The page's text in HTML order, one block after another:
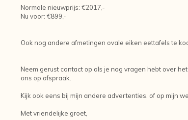
Normale nieuwprijs: €2017,-
Nu voor: €899,-
Ook nog andere afmetingen ovale eiken eettafels te
Neem gerust contact op als je nog vragen hebt over
ons op afspraak.
Kijk ook eens bij mijn andere advertenties, of op mijn
Met vriendelijke groet,